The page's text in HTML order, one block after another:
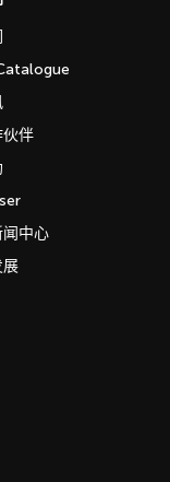
伴
中心
展